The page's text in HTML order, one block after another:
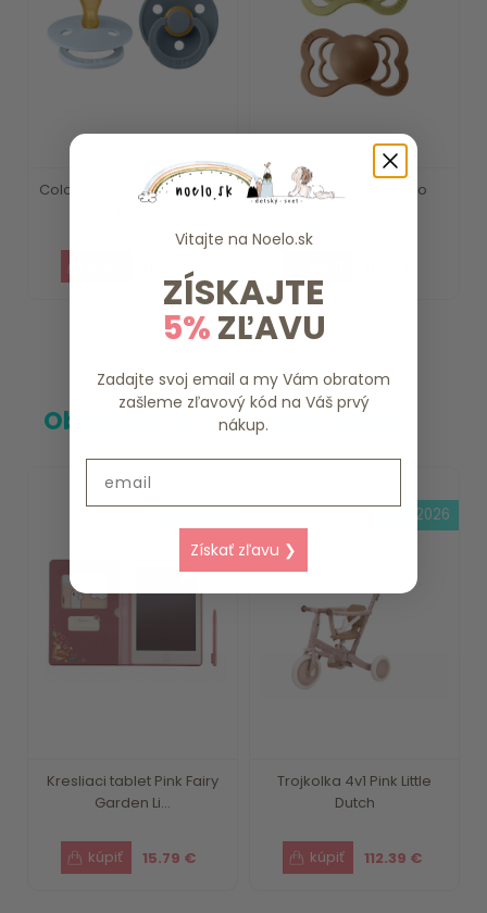
Colour symetrické cumlíky
11.95 €
Supreme cumlíky zo
Obľúbené za posledný týždeň
Kresliaci tablet Pink Fairy
Garden Li...
15.79 €
Trojkolka 4v1 Pink Little
Dutch
112.39 €
15.8.2026
Vitajte na Noelo.sk
ZÍSKAJTE
5%ZĽAVU
Zadajte svoj email a my Vám obratom
zašleme zľavový kód na Váš prvý
nákup.
Získať zľavu ❯